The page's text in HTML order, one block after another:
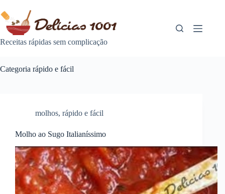
para
conteúdo
Receitas rápidas sem complicação
Categoria rápido e fácil
molhos, rápido e fácil
Molho ao Sugo Italianíssimo